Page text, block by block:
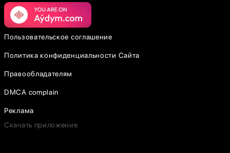
Пользовательское соглашение
Политика конфиденциальности Сайта
Правообладателям
DMCA complain
Реклама
Скачать приложение